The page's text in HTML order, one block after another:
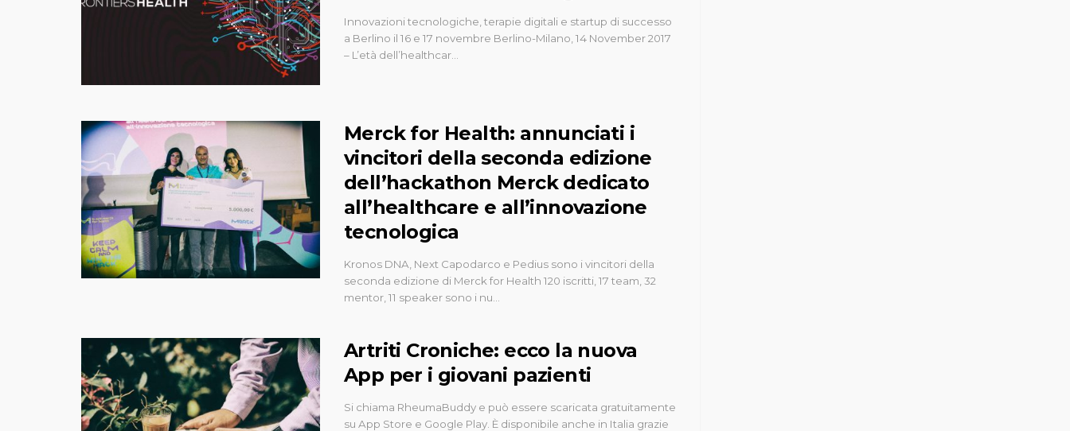
Innovazioni tecnologiche, terapie digitali e startup di successo
a Berlino il 16 e 17 novembre Berlino-Milano, 14 November 2017
– L’età dell’healthcar…
Merck for Health: annunciati i
vincitori della seconda edizione
dell’hackathon Merck dedicato
all’healthcare e all’innovazione
tecnologica
Kronos DNA, Next Capodarco e Pedius sono i vincitori della
seconda edizione di Merck for Health 120 iscritti, 17 team, 32
mentor, 11 speaker sono i nu…
Artriti Croniche: ecco la nuova
App per i giovani pazienti
Si chiama RheumaBuddy e può essere scaricata gratuitamente
su App Store e Google Play. È disponibile anche in Italia grazie